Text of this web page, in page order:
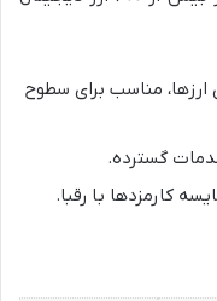
بالای ارزها، مناسب برای سطوح
گسترده.
کارمزدها با رقبا.